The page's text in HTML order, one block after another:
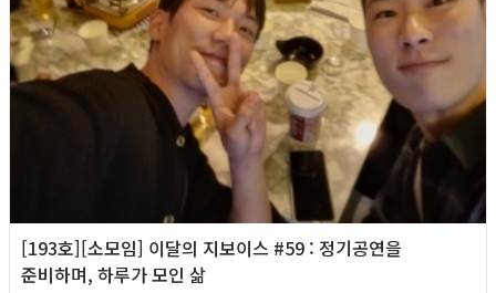
[193호][소모임] 이달의 지보이스 #59 : 정기공연을
준비하며, 하루가 모인 삶